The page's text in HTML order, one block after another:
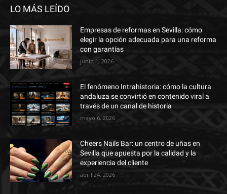
LO MÁS LEÍDO
Empresas de reformas en Sevilla: cómo
elegir la opción adecuada para una reforma
con garantías
junio 1, 2026
El fenómeno Intrahistoria: cómo la cultura
andaluza se convirtió en contenido viral a
través de un canal de historia
mayo 6, 2026
Cheers Nails Bar: un centro de uñas en
Sevilla que apuesta por la calidad y la
experiencia del cliente
abril 24, 2026